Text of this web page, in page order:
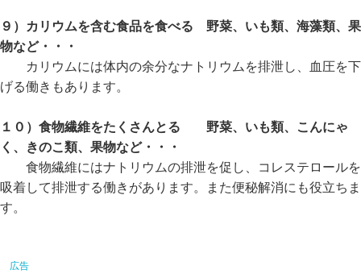
９）カリウムを含む食品を食べる 野菜、いも類、海藻類、果
物など・・・
カリウムには体内の余分なナトリウムを排泄し、血圧を下
げる働きもあります。
１０）食物繊維をたくさんとる 野菜、いも類、こんにゃ
く、きのこ類、果物など・・・
食物繊維にはナトリウムの排泄を促し、コレステロールを
吸着して排泄する働きがあります。また便秘解消にも役立ちま
す。